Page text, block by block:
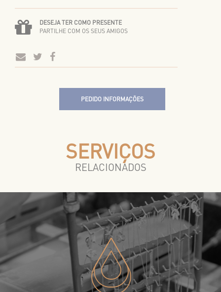
DESEJA TER COMO PRESENTE
PARTILHE COM OS SEUS AMIGOS
PEDIDO INFORMAÇÕES
SERVIÇOS
RELACIONADOS